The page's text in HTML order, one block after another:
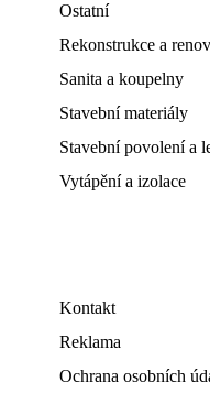
Ostatní
Rekonstrukce a
Sanita a koupelny
Stavební materiály
Stavební povolení a
Vytápění a izolace
Kontakt
Reklama
Ochrana osobních